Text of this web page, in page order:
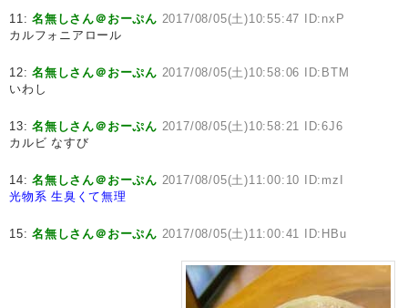
11:名無しさん＠おーぷん 2017/08/05(土)10:55:47 ID:nxP
カルフォニアロール
12:名無しさん＠おーぷん 2017/08/05(土)10:58:06 ID:BTM
いわし
13:名無しさん＠おーぷん 2017/08/05(土)10:58:21 ID:6J6
カルビ なすび
14:名無しさん＠おーぷん 2017/08/05(土)11:00:10 ID:mzI
光物系 生臭くて無理
15:名無しさん＠おーぷん 2017/08/05(土)11:00:41 ID:HBu